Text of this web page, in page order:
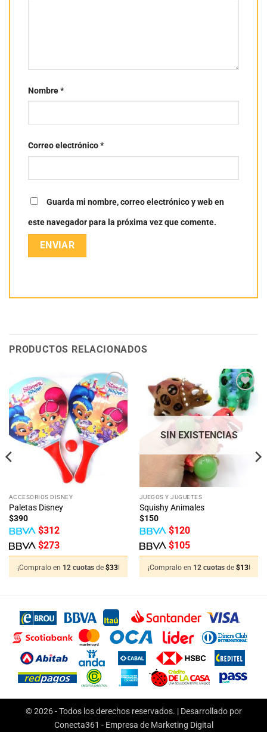
Nombre*
Correo electrónico*
Guarda mi nombre, correo electrónico y web en
este navegador para la próxima vez que comente.
PRODUCTOS RELACIONADOS
Añadir
a la
lista
de
deseos
ACCESORIOS DISNEY
Paletas Disney
$390
$312
$273
¡Compralo en 12 cuotas de $33!
Añadir
a la
lista
de
deseos
SIN EXISTENCIAS
JUEGOS Y JUGUETES
Squishy Animales
$150
$120
$105
¡Compralo en 12 cuotas de $13!
© 2026 - Todos los derechos reservados. | Desarrollado por
Conecta361 - Empresa de Marketing Digital